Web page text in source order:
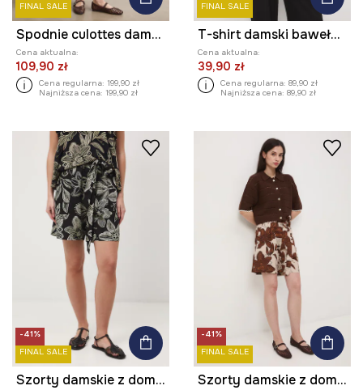
FINAL SALE
Spodnie culottes damskie z lyocellu
Cena aktualna:
109,90 zł
Cena regularna: 199,90 zł
Najniższa cena: 199,90 zł
FINAL SALE
T-shirt damski bawełniany z elastanem
Cena aktualna:
39,90 zł
Cena regularna: 89,90 zł
Najniższa cena: 89,90 zł
-41%
FINAL SALE
Szorty damskie z domieszką lnu
-41%
FINAL SALE
Szorty damskie z domieszką lnu